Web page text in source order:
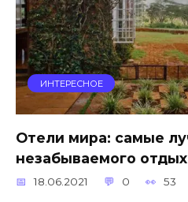
ИНТЕРЕСНОЕ
Отели мира: самые
незабываемого
18.06.2021 0 53